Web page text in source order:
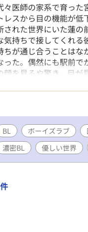
々医師の家系で育った
レスから目の機能が
された世界にいた蓮の
気持ちで接してくれる
ちが通じ合うことはな
った。偶然にも駅前で
顔を見るや驚き、目が
り道、かずとへ文化祭
向けるかずとに、振
る世界で紡いでいく、
BL ボーイズラブ
濃密BL
優しい世界
件